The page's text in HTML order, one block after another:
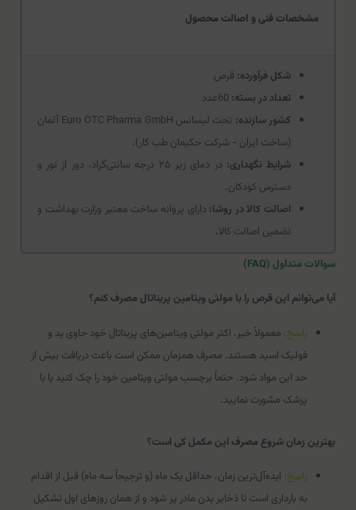
مشخصات فنی و اصالت محصول
شکل فرآورده: قرص
تعداد در بسته:
کشور سازنده:
تحت لیسانس Euro OTC Pharma GmbH آلمان
(ساخت ایران - شرکت حکیمان طب کار).
شرایط نگهداری:
در دمای زیر ۲۵ درجه سانتی‌گراد، دور از نور و
دسترس کودکان.
اصالت کالا در روشا: دارای پروانه ساخت معتبر وزارت بهداشت و
تضمین اصالت کالا.
سوالات متداول (FAQ)
آیا می‌توانم این قرص را با مولتی ویتامین پریناتال مصرف کنم؟
پاسخ: معمولاً خیر. اکثر مولتی ویتامین‌های پریناتال خود حاوی ید و
فولیک اسید هستند. مصرف همزمان ممکن است باعث دریافت بیش از
حد این مواد شود. حتماً برچسب مولتی ویتامین خود را چک کنید یا با
پزشک مشورت نمایید.
بهترین زمان شروع مصرف این مکمل کی است؟
پاسخ: ایده‌آل‌ترین زمان، حداقل یک ماه (و ترجیحاً سه ماه) قبل از اقدام
به بارداری است تا ذخایر بدن مادر پر شود و از همان روزهای اول تشکیل